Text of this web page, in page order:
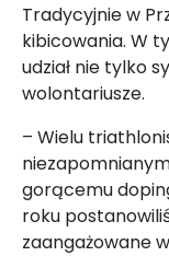
Tradycyjnie w
kibicowania. W
udział nie tylko
wolontariusze.
– Wielu
gorącemu
roku
zaangażowane